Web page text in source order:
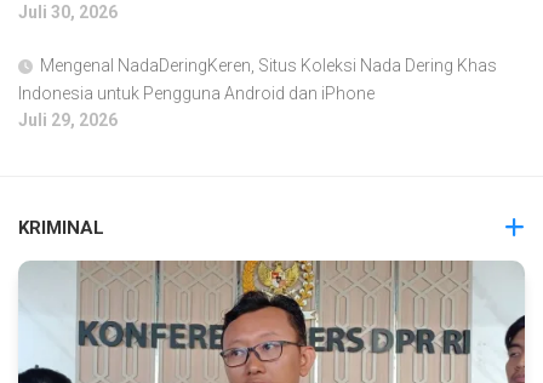
Juli 30, 2026
Mengenal NadaDeringKeren, Situs Koleksi Nada Dering Khas
Indonesia untuk Pengguna Android dan iPhone
Juli 29, 2026
KRIMINAL